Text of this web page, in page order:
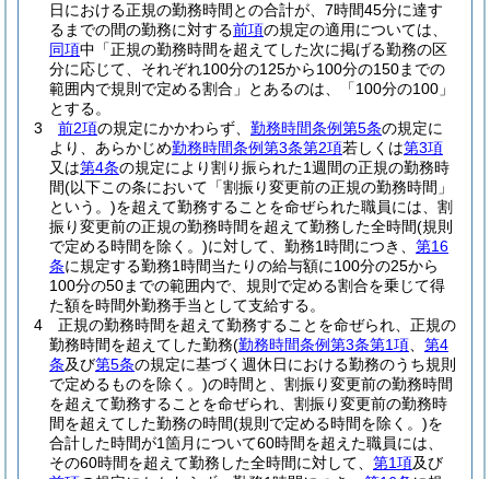
日における正規の勤務時間との合計が、7時間45分に達す
るまでの間の勤務に対する前項の規定の適用については、
同項中「正規の勤務時間を超えてした次に掲げる勤務の区
分に応じて、それぞれ100分の125から100分の150までの
範囲内で規則で定める割合」とあるのは、「100分の100」
とする。
3
前2項の規定にかかわらず、 勤務時間条例第5条の規定に
より、あらかじめ勤務時間条例第3条第2項若しくは第3項
又は第4条の規定により割り振られた1週間の正規の勤務時
間(以下この条において「割振り変更前の正規の勤務時間」
という。)を超えて勤務することを命ぜられた職員には、割
振り変更前の正規の勤務時間を超えて勤務した全時間(規則
で定める時間を除く。)に対して、勤務1時間につき、 第16
条に規定する勤務1時間当たりの給与額に100分の25から
100分の50までの範囲内で、規則で定める割合を乗じて得
た額を時間外勤務手当として支給する。
4
正規の勤務時間を超えて勤務することを命ぜられ、正規の
勤務時間を超えてした勤務(勤務時間条例第3条第1項
第4
条及び第5条の規定に基づく週休日における勤務のうち規則
で定めるものを除く。)の時間と、割振り変更前の勤務時間
を超えて勤務することを命ぜられ、割振り変更前の勤務時
間を超えてした勤務の時間(規則で定める時間を除く。)を
合計した時間が1箇月について60時間を超えた職員には、
その60時間を超えて勤務した全時間に対して、 第1項及び